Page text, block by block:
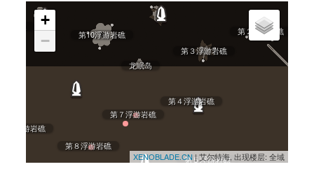
第２浮游岩礁
第３浮游岩礁
第４浮游岩礁
第５浮游岩礁
第６浮游岩礁
第７浮游岩礁
第８浮游岩礁
第９浮游岩礁
第10浮游岩礁
龙眠岛
+
−
XENOBLADE.CN| 艾尔特海, 出现楼层: 全域